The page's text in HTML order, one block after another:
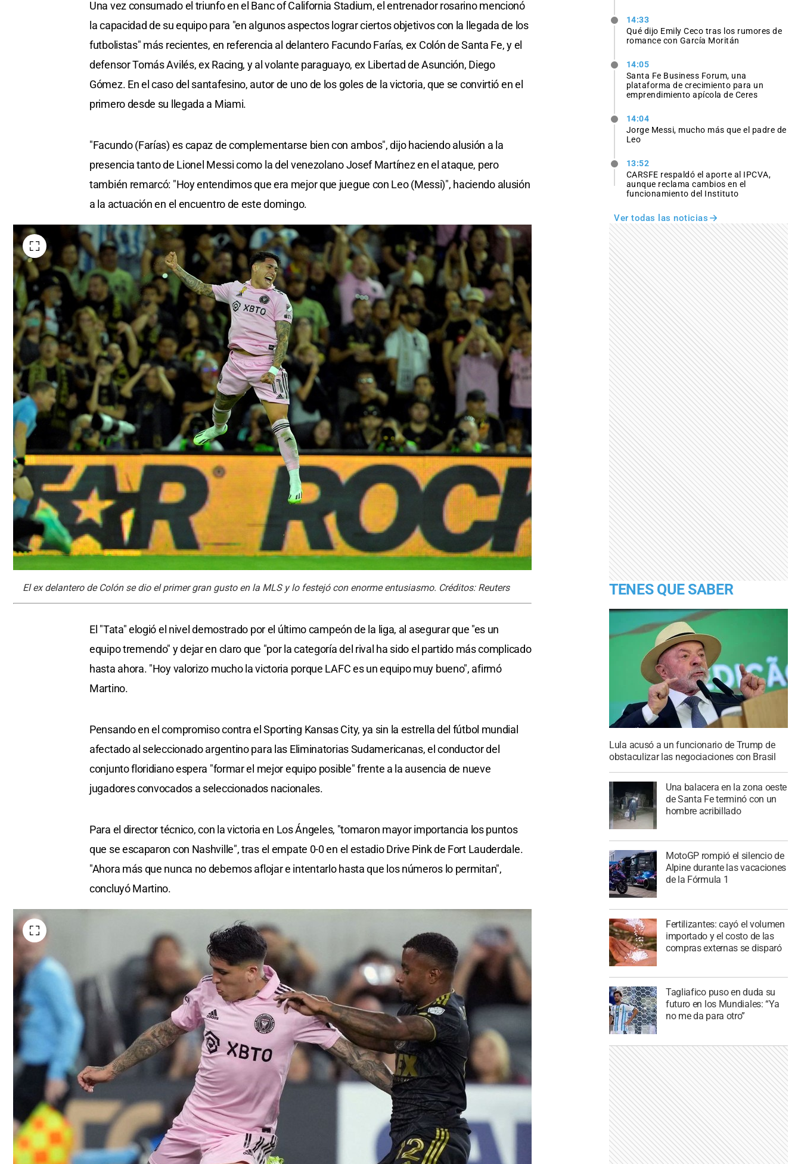
Una vez consumado el triunfo en el Banc of California Stadium, el entrenador rosarino mencionó
la capacidad de su equipo para "en algunos aspectos lograr ciertos objetivos con la llegada de los
futbolistas" más recientes, en referencia al delantero Facundo Farías, ex Colón de Santa Fe, y el
defensor Tomás Avilés, ex Racing, y al volante paraguayo, ex Libertad de Asunción, Diego
Gómez. En el caso del santafesino, autor de uno de los goles de la victoria, que se convirtió en el
primero desde su llegada a Miami.
"Facundo (Farías) es capaz de complementarse bien con ambos", dijo haciendo alusión a la
presencia tanto de Lionel Messi como la del venezolano Josef Martínez en el ataque, pero
también remarcó: "Hoy entendimos que era mejor que juegue con Leo (Messi)", haciendo alusión
a la actuación en el encuentro de este domingo.
El ex delantero de Colón se dio el primer gran gusto en la MLS y lo festejó con enorme entusiasmo. Créditos: Reuters
El "Tata" elogió el nivel demostrado por el último campeón de la liga, al asegurar que "es un
equipo tremendo" y dejar en claro que "por la categoría del rival ha sido el partido más complicado
hasta ahora. "Hoy valorizo mucho la victoria porque LAFC es un equipo muy bueno", afirmó
Martino.
Pensando en el compromiso contra el Sporting Kansas City, ya sin la estrella del fútbol mundial
afectado al seleccionado argentino para las Eliminatorias Sudamericanas, el conductor del
conjunto floridiano espera "formar el mejor equipo posible" frente a la ausencia de nueve
jugadores convocados a seleccionados nacionales.
Para el director técnico, con la victoria en Los Ángeles, "tomaron mayor importancia los puntos
que se escaparon con Nashville", tras el empate 0-0 en el estadio Drive Pink de Fort Lauderdale.
"Ahora más que nunca no debemos aflojar e intentarlo hasta que los números lo permitan",
concluyó Martino.
14:33
Qué dijo Emily Ceco tras los rumores de
romance con García Moritán
14:05
Santa Fe Business Forum, una
plataforma de crecimiento para un
emprendimiento apícola de Ceres
14:04
Jorge Messi, mucho más que el padre de
Leo
13:52
CARSFE respaldó el aporte al IPCVA,
aunque reclama cambios en el
funcionamiento del Instituto
Ver todas las noticias
TENES QUE SABER
Lula acusó a un funcionario de Trump de
obstaculizar las negociaciones con Brasil
Una balacera en la zona oeste
de Santa Fe terminó con un
hombre acribillado
MotoGP rompió el silencio de
Alpine durante las vacaciones
de la Fórmula 1
Fertilizantes: cayó el volumen
importado y el costo de las
compras externas se disparó
Tagliafico puso en duda su
futuro en los Mundiales: “Ya
no me da para otro”